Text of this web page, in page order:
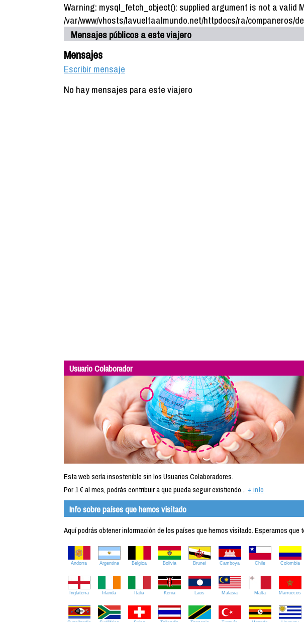
Warning: mysql_fetch_object(): supplied argument is not a valid
/var/www/vhosts/lavueltaalmundo.net/httpdocs/ra/companeros/
Mensajes públicos a este viajero
Mensajes
Escribir mensaje
No hay mensajes para este viajero
Usuario Colaborador
Esta web sería insostenible sin los Usuarios Colaboradores.
Por 1 € al mes, podrás contribuir a que pueda seguir existiendo... + info
Info sobre países que hemos visitado
Aquí podrás obtener información de los países que hemos visitado. Esperamos que
Andorra Argentina Bélgica Bolivia Brunei Camboya Chile Colombia
Inglaterra Irlanda Italia Kenia Laos Malasia Malta Marruecos